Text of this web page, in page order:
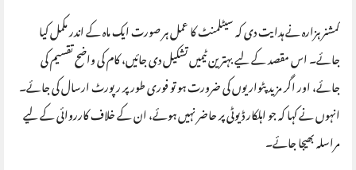
کمشنر ہزارہ نے ہدایت دی کہ سیٹلمنٹ کا عمل ہر صورت ایک ماہ کے اندر مکمل کیا
جائے۔ اس مقصد کے لیے بہترین ٹیمیں تشکیل دی جائیں، کام کی واضح تقسیم کی
جائے، اور اگر مزید پٹواریوں کی ضرورت ہو تو فوری طور پر رپورٹ ارسال کی جائے۔
انہوں نے کہا کہ جو اہلکار ڈیوٹی پر حاضر نہیں ہوئے، ان کے خلاف کارروائی کے لیے
مراسلہ بھیجا جائے۔